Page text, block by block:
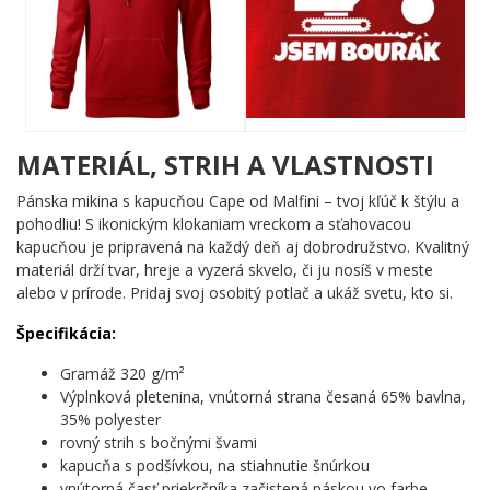
pôsobí razantne a nadčasovo, takže zaujme na prvý pohľad a
nezapadne do zabudnutia.
Komu urobí radosť?
🔥 Bagrista a strojník, ktorý vie, že bez neho by nič
nestálo ani nepadlo
💪 Každému, kto sa rád pochváli svojím remeslom s
poriadnou dávkou nadsázky
🧠 Človeku so zmyslom pre humor, ktorý berie život – aj
búranie – s úsmevom
🎯 Skvelý tip na darček pre kolegu zo stavby či pre
nadšenca ťažkej techniky
Ak ty alebo niekto blízky patrí k tým, čo zbúrajú všetky prekážky –
tento motív je jasná voľba. Neváhaj a daj svetu vedieť, že si
poriadny bourák! ✨
MATERIÁL, STRIH A VLASTNOSTI
Pánska mikina s kapucňou Cape od Malfini – tvoj kľúč k štýlu a
pohodliu! S ikonickým klokaniam vreckom a sťahovacou
kapucňou je pripravená na každý deň aj dobrodružstvo. Kvalitný
materiál drží tvar, hreje a vyzerá skvelo, či ju nosíš v meste
alebo v prírode. Pridaj svoj osobitý potlač a ukáž svetu, kto si.
Špecifikácia:
Gramáž 320 g/m²
Výplnková pletenina, vnútorná strana česaná 65% bavlna,
35% polyester
rovný strih s bočnými švami
kapucňa s podšívkou, na stiahnutie šnúrkou